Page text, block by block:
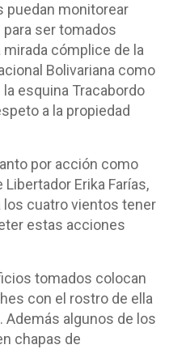
puedan monitorear
ser tomados
cómplice de la
Bolivariana como
esquina Tracabordo
a la propiedad
por acción como
Erika Farías,
los cuatro vientos tener
estas acciones
tomados colocan
con el rostro de ella
algunos de los
chapas de